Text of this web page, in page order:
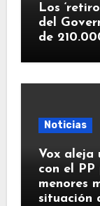
Los
del
de
Noticias
Vox aleja
con el
menores
situación